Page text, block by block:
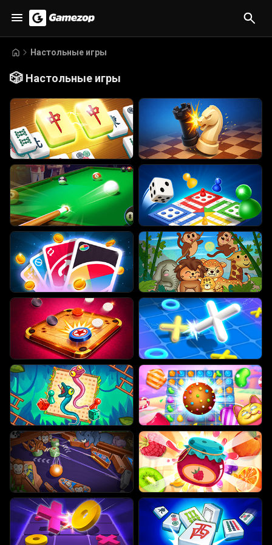
Настольные игры
🎲 Настольные игры